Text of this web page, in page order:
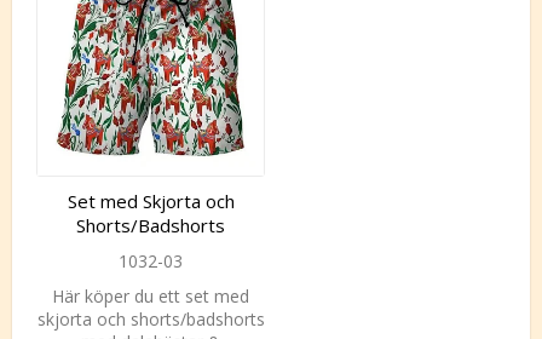
Set med Skjorta och
Shorts/Badshorts
1032-03
Här köper du ett set med
skjorta och shorts/badshorts